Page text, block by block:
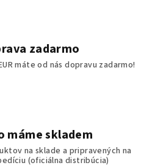
i
e
p
v
ý
zadarmo
máte od nás dopravu zadarmo!
máme skladem
na sklade a pripravených na
(oficiálna distribúcia)